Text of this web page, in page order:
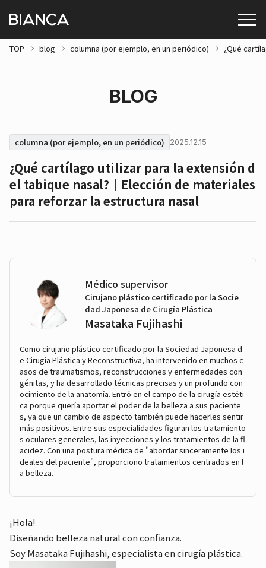
TOP blog columna (por ejemplo, en un periódico) ¿Qué
BLOG
columna (por ejemplo, en un periódico) 2025.12.15
¿Qué cartílago utilizar para la extensión d
el tabique nasal?｜Elección de materiales
para reforzar la estructura nasal
Médico supervisor
Cirujano plástico certificado por la Socie
dad Japonesa de Cirugía Plástica
Masataka Fujihashi
Como cirujano plástico certificado por la Sociedad Japonesa d
e Cirugía Plástica y Reconstructiva, ha intervenido en muchos c
asos de traumatismos, reconstrucciones y enfermedades con
génitas, y ha desarrollado técnicas precisas y un profundo con
ocimiento de la anatomía. Entró en el campo de la cirugía estéti
ca porque quería aportar el poder de la belleza a sus paciente
s, ya que un cambio de aspecto también puede hacerles sentir
más positivos. Entre sus especialidades figuran los tratamiento
s oculares generales, las inyecciones y los tratamientos de la fl
acidez. Con una postura médica de "abordar sinceramente los i
deales del paciente", proporciono tratamientos centrados en l
a belleza.
¡Hola!
Diseñando belleza natural con confianza.
Soy Masataka Fujihashi, especialista en cirugía plástica.